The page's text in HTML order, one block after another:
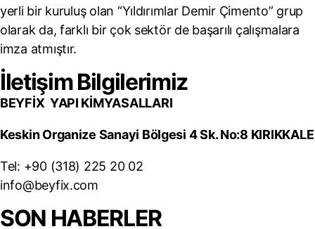
yerli bir kuruluş olan “Yıldırımlar Demir Çimento” grup
olarak da, farklı bir çok sektör de başarılı çalışmalara
imza atmıştır.
İletişim Bilgilerimiz
BEYFİX YAPI KİMYASALLARI
Keskin Organize Sanayi Bölgesi 4 Sk. No:8 KIRIKKALE
Tel: +90 (318) 225 20 02
info@beyfix.com
SON HABERLER